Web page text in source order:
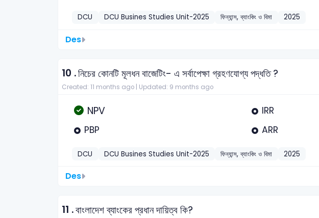
DCU DCU Busines Studies Unit-2025 ফিন্যান্স, ব্যাংকিং ও বিমা 2025
Des
10 .নিচের কোনটি মূলধন বাজেটিং- এ সর্বাপেক্ষা গ্রহণযোগ্য পদ্ধতি ?
Created: 11 months ago | Updated: 9 months ago
NPV
IRR
PBP
ARR
DCU DCU Busines Studies Unit-2025 ফিন্যান্স, ব্যাংকিং ও বিমা 2025
Des
11 .বাংলাদেশ ব্যাংকের প্রধান দায়িত্ব কি?